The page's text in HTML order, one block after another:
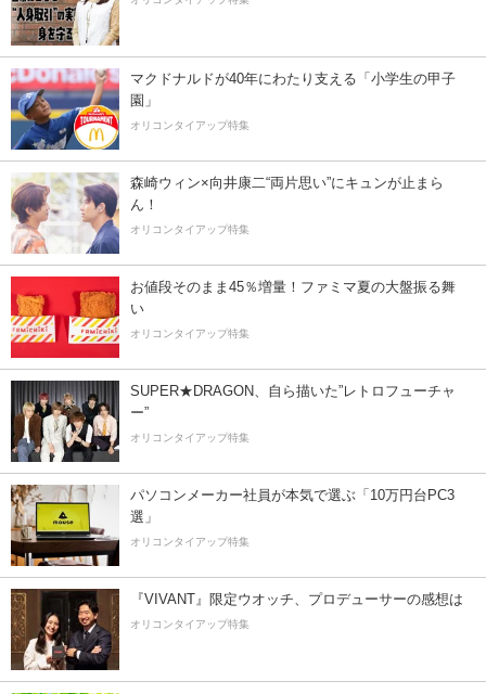
マクドナルドが40年にわたり支える「小学生の甲子
園」
オリコンタイアップ特集
森崎ウィン×向井康二“両片思い”にキュンが止まら
ん！
オリコンタイアップ特集
お値段そのまま45％増量！ファミマ夏の大盤振る舞
い
オリコンタイアップ特集
SUPER★DRAGON、自ら描いた”レトロフューチャ
ー”
オリコンタイアップ特集
パソコンメーカー社員が本気で選ぶ「10万円台PC3
選」
オリコンタイアップ特集
『VIVANT』限定ウオッチ、プロデューサーの感想は
オリコンタイアップ特集